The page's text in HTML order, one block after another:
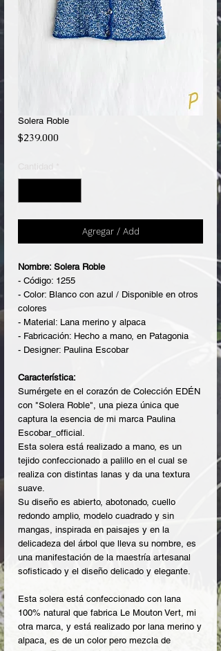
Solera Roble
$239.000
Agregar / Add
Nombre: Solera Roble
- Código: 1255
- Color: Blanco con azul / Disponible en otros
colores
- Material: Lana merino y alpaca
- Fabricación: Hecho a mano, en Patagonia
- Designer: Paulina Escobar
Característica:
Sumérgete en el corazón de Colección EDÉN
con "Solera Roble", una pieza única que
captura la esencia de mi marca Paulina
Escobar_official.
Esta solera está realizado a mano, es un
tejido confeccionado a palillo en el cual se
realiza con distintas lanas y da una textura
suave.
Su diseño es abierto, abotonado, cuello
redondo amplio, modelo cuadrado y sin
mangas, inspirada en paisajes y en la
delicadeza del árbol que lleva su nombre, es
una manifestación de la maestría artesanal
sofisticado y el diseño delicado y elegante.
Esta solera está confeccionado con lana
100% natural que fabrica Le Mouton Vert, mi
otra marca, y está realizado por lana merino y
alpaca, es de un color pero mezcla de